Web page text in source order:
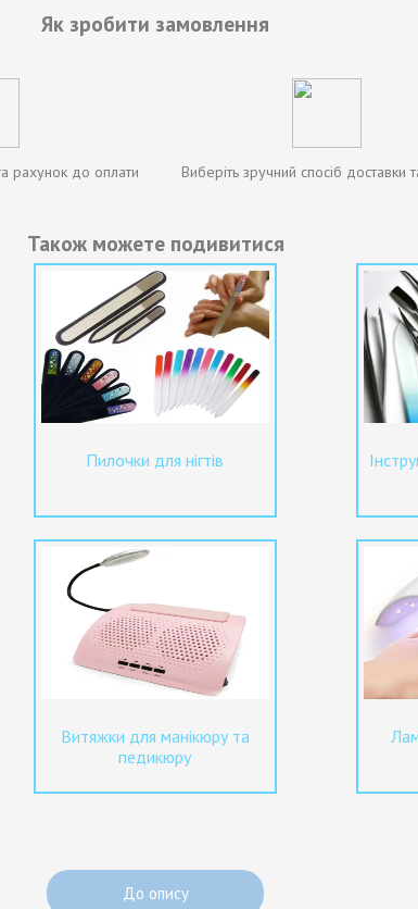
Як зробити замовлення
рахунок до оплати Виберіть зручний спосіб доставки
Також можете подивитися
Пилочки для нігтів
Витяжки для манікюру та
педикюру
До опису